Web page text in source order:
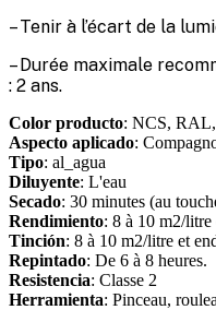
– Tenir à l’écart de la
– Durée maximale
: 2 ans.
Color producto: NCS, RAL,
Aspecto aplicado:
Tipo: al_agua
Diluyente: L'eau
Secado: 30 minutes (au
Rendimiento: 8 à 10 m2/litre
Tinción: 8 à 10 m2/litre et
Repintado: De 6 à 8 heures.
Resistencia: Classe 2
Herramienta: Pinceau,